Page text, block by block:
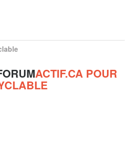
ACTIF.CA POUR